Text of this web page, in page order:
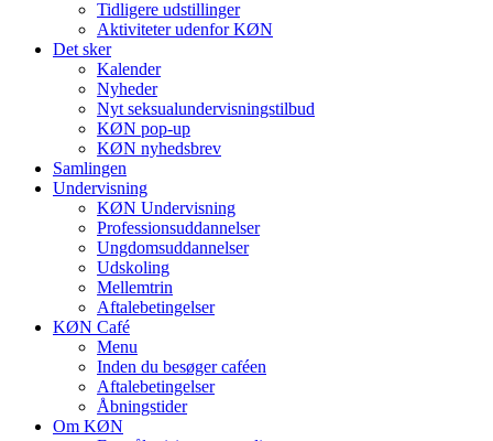
Tidligere udstillinger
Aktiviteter udenfor KØN
Det sker
Kalender
Nyheder
Nyt seksualundervisningstilbud
KØN pop-up
KØN nyhedsbrev
Samlingen
Undervisning
KØN Undervisning
Professionsuddannelser
Ungdomsuddannelser
Udskoling
Mellemtrin
Aftalebetingelser
KØN Café
Menu
Inden du besøger caféen
Aftalebetingelser
Åbningstider
Om KØN